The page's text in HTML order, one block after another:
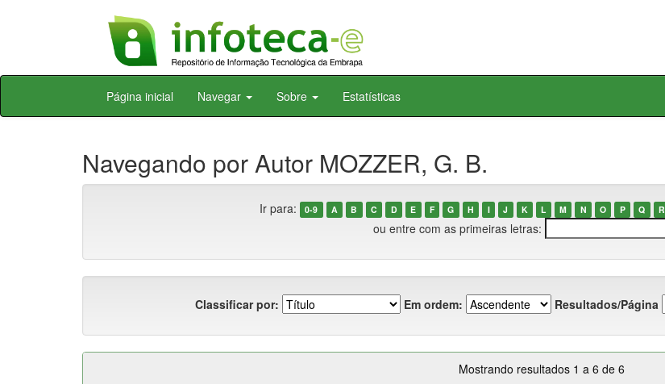
Skip
Página inicial Navegar Sobre Estatísticas
Navegando por Autor MOZZER, G. B.
Ir para: 0-9 A B C D E F G H I J K L M N O P Q R
ou entre com as primeiras letras:
Classificar por: Em ordem: Resultados/Página
Mostrando resultados 1 a 6 de 6